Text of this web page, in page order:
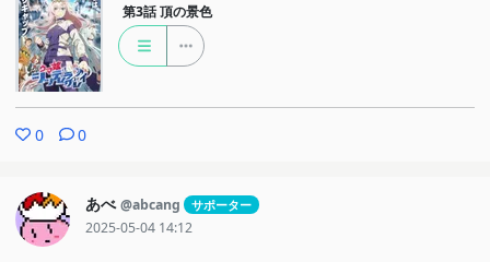
第3話 頂の景色
0 0
あべ @abcang サポーター
2025-05-04 14:12